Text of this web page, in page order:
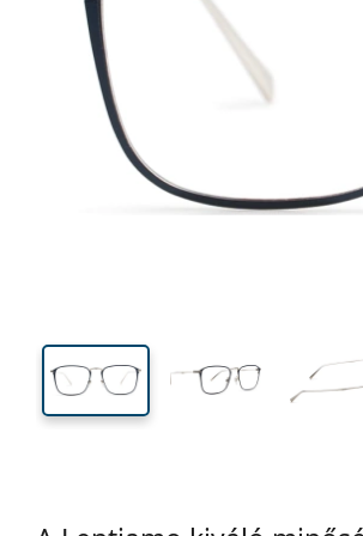
Szélesség
43 mm
Lencsemagasság